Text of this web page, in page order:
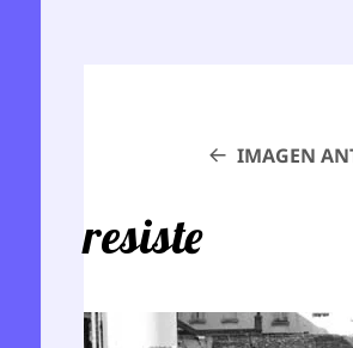
IMAGEN
resiste